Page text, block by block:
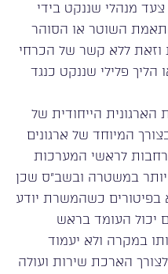
מנהלי שננקט בידי
השוטר או הסוהר
וזאת ללא קשר של הכרחי
פלילי שננקט כנגד
הייחודית של
המיוחד של ארגונים
רחבות לראשי המערכות
במשטרה ובשב”ס שכן
בפיטורים כשהמשרת יודע
גיוסו כי בתום 5 שנים יכול העומד בראש
במקרה ולא יעמוד
הארכת שירות ועולה